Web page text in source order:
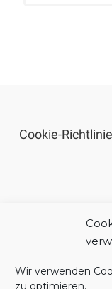
Wir verwenden
zu optimieren.
Cookie-